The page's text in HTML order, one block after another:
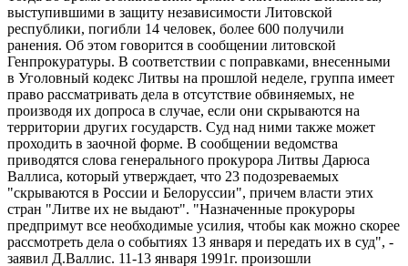
выступившими в защиту независимости Литовской
республики, погибли 14 человек, более 600 получили
ранения. Об этом говорится в сообщении литовской
Генпрокуратуры. В соответствии с поправками, внесенными
в Уголовный кодекс Литвы на прошлой неделе, группа имеет
право рассматривать дела в отсутствие обвиняемых, не
производя их допроса в случае, если они скрываются на
территории других государств. Суд над ними также может
проходить в заочной форме. В сообщении ведомства
приводятся слова генерального прокурора Литвы Дарюса
Валлиса, который утверждает, что 23 подозреваемых
"скрываются в России и Белоруссии", причем власти этих
стран "Литве их не выдают". "Назначенные прокуроры
предпримут все необходимые усилия, чтобы как можно скорее
рассмотреть дела о событиях 13 января и передать их в суд", -
заявил Д.Валлис. 11-13 января 1991г. произошли